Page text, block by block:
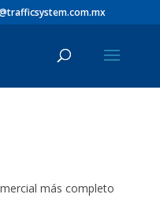
más completo